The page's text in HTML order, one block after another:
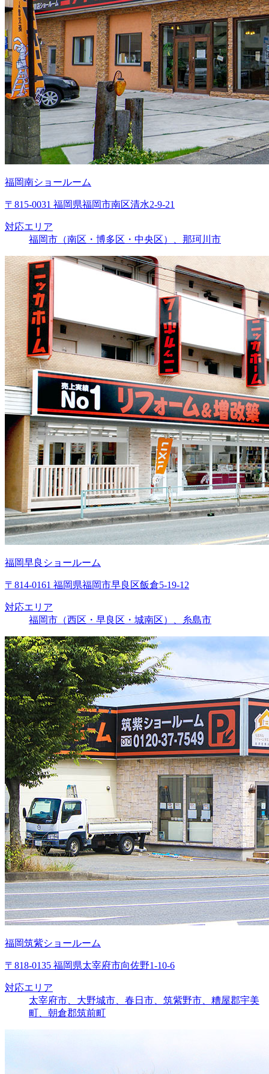
福岡南ショールーム
〒815-0031 福岡県福岡市南区清水2-9-21
対応エリア
福岡市（南区・博多区・中央区）、那珂川市
福岡早良ショールーム
〒814-0161 福岡県福岡市早良区飯倉5-19-12
対応エリア
福岡市（西区・早良区・城南区）、糸島市
福岡筑紫ショールーム
〒818-0135 福岡県太宰府市向佐野1-10-6
対応エリア
太宰府市、大野城市、春日市、筑紫野市、糟屋郡宇美
町、朝倉郡筑前町